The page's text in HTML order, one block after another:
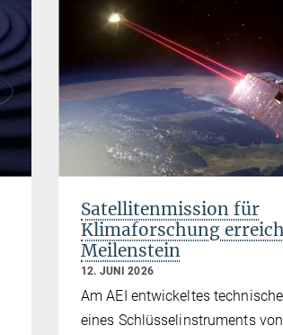
Satellitenmission für
Klimaforschung
Meilenstein
12. JUNI 2026
Am AEI entwickeltes
eines Schlüsselinstruments